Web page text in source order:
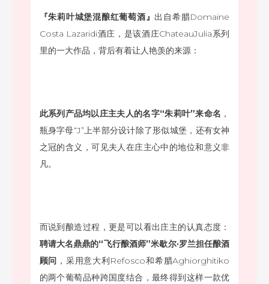
『朱莉叶城堡混酿红葡萄酒』 出自希腊Domaine
Costa Lazaridi酒庄，是该酒庄ChateauJulia系列
里的一大作品，背后有着让人艳羡的来源：
此系列产品均以庄主夫人的名字“朱莉叶”来命名 ，
瓶身字母“J”上半部分设计除了形似城堡，还有女神
之冠的含义，可见夫人在庄主心中的地位和意义非
凡。
而说到酿造过程，更是可以看出庄主的认真态度：
聘请大名鼎鼎的“飞行酿酒师”米歇尔·罗兰担任酿酒
顾问 ， 采用意大利Refosco和希腊Aghiorghitiko
的两个葡萄品种跨国度结合，最终得到这样一款优